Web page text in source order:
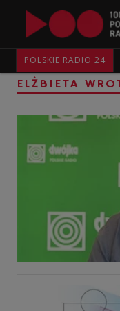
POLSKIE RADIO 24
ELŻBIETA